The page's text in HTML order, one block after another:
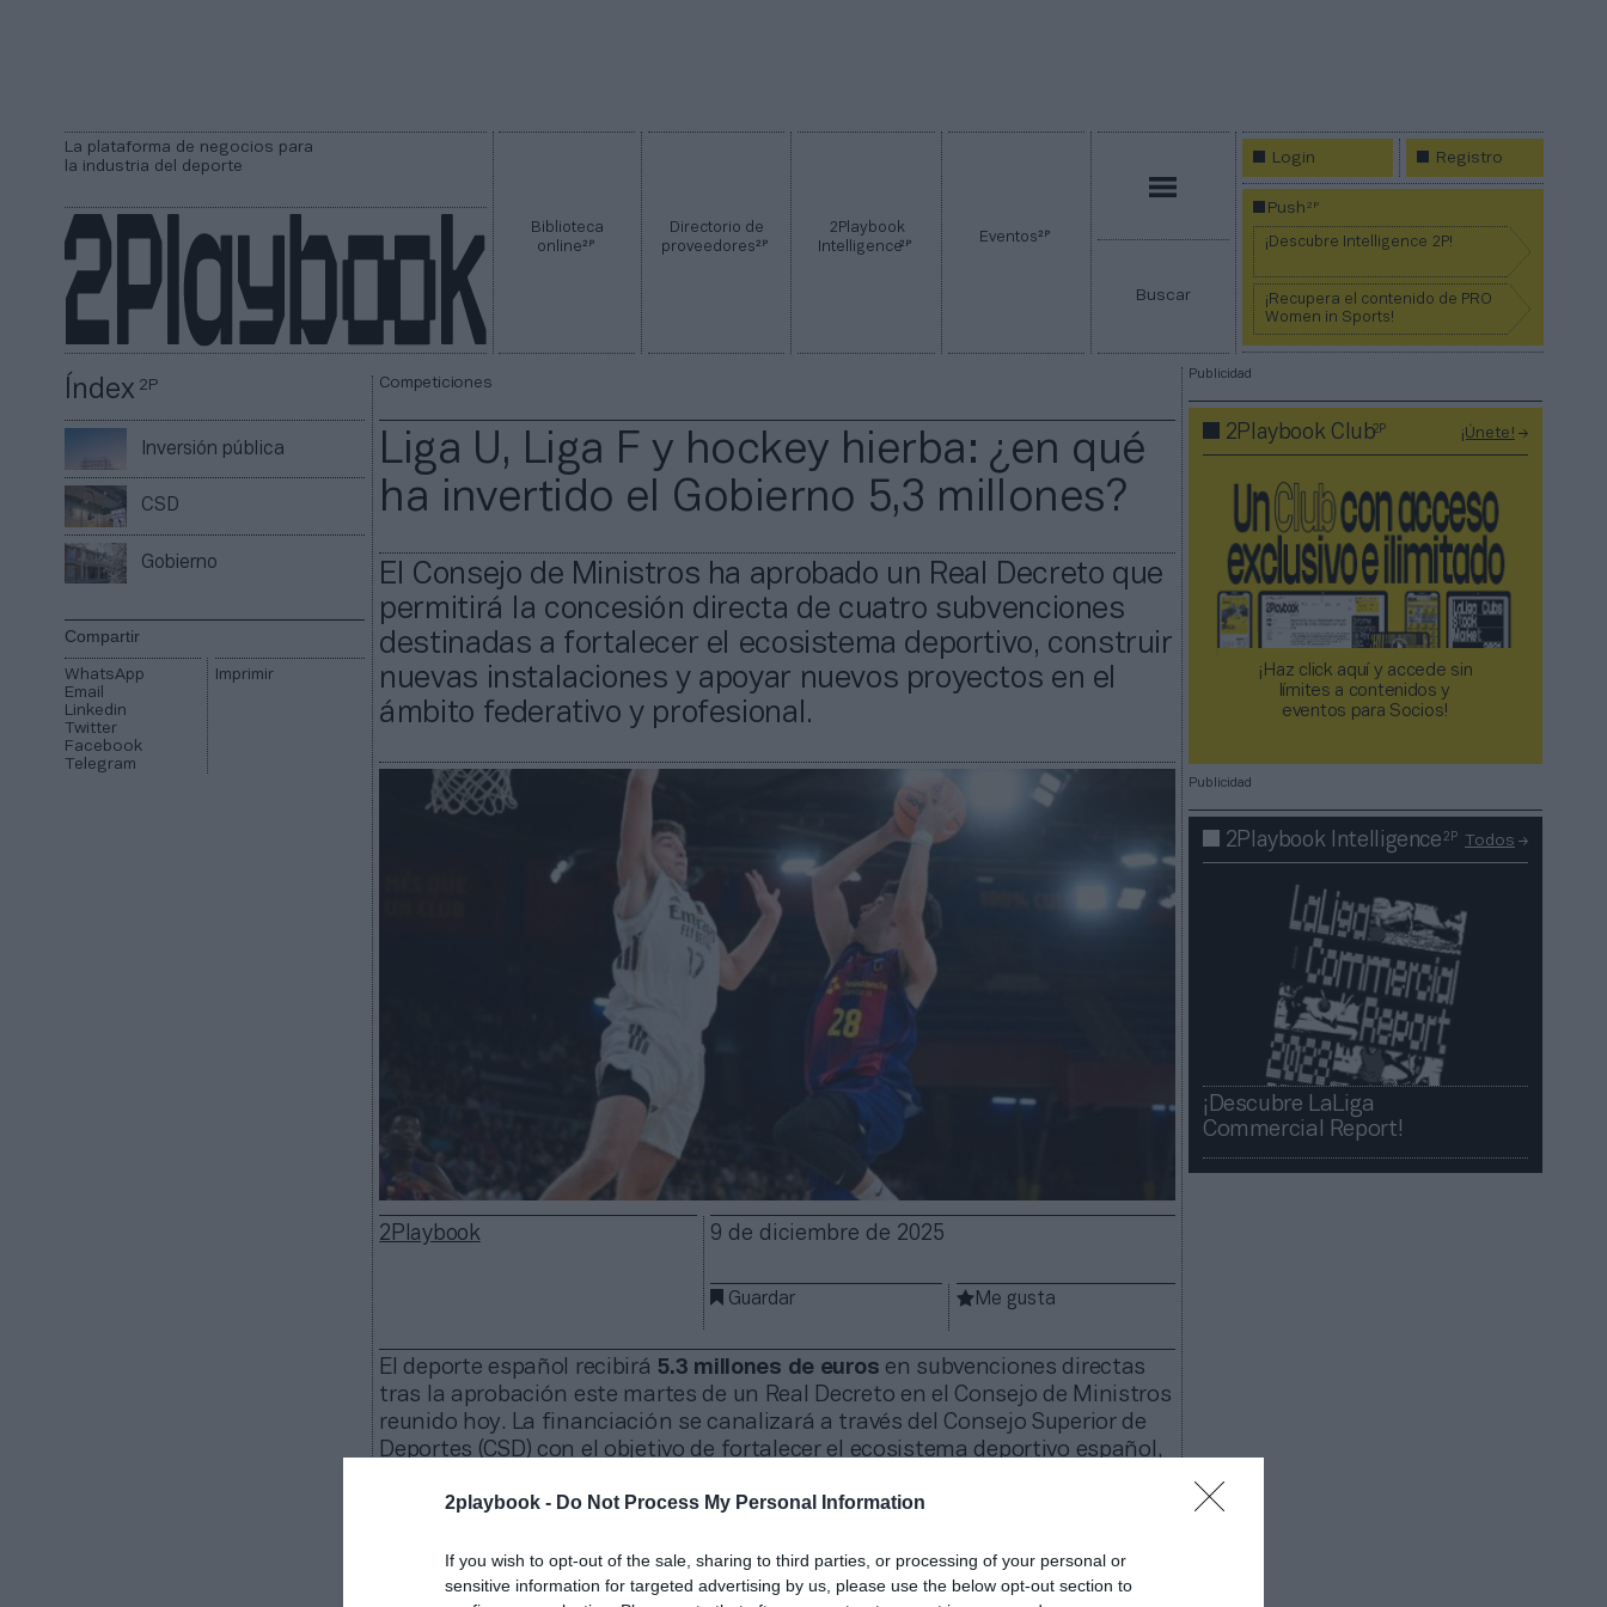
2playbook - Do Not Process My Personal Information
If you wish to opt-out of the sale, sharing to third parties, or processing of your personal or
sensitive information for targeted advertising by us, please use the below opt-out section to
La plataforma de negocios para
la industria del deporte
Biblioteca
online2P
Directorio de
proveedores2P
2Playbook
Intelligence2P Eventos2P
Buscar
Login Registro
Push2P
¡Descubre Intelligence 2P!
¡Recupera el contenido de PRO
Women in Sports!
Índex2P
Inversión pública
CSD
Gobierno
Compartir
WhatsApp
Email
Linkedin
Twitter
Facebook
Telegram
Imprimir
Competiciones
Liga U, Liga F y hockey hierba: ¿en qué
ha invertido el Gobierno 5,3 millones?
El Consejo de Ministros ha aprobado un Real Decreto que
permitirá la concesión directa de cuatro subvenciones
destinadas a fortalecer el ecosistema deportivo, construir
nuevas instalaciones y apoyar nuevos proyectos en el
ámbito federativo y profesional.
2Playbook 9 de diciembre de 2025
Guardar Me gusta
El deporte español recibirá 5.3 millones de euros en subvenciones directas
tras la aprobación este martes de un Real Decreto en el Consejo de Ministros
reunido hoy. La financiación se canalizará a través del Consejo Superior de
Deportes (CSD) con el objetivo de fortalecer el ecosistema deportivo español,
estructurales en el ámbito federativo y profesional.
Federación Española de Baloncesto (FEB) con motivo de la puesta en marcha
Liga U . La competición sub-22 contará con
una inversión pública de 15
Publicidad
2Playbook Club2P ¡Únete!
¡Haz click aquí y accede sin
límites a contenidos y
eventos para Socios!​​​​​​​
Publicidad
2Playbook Intelligence2P Todos
¡Descubre LaLiga
Commercial Report!​​